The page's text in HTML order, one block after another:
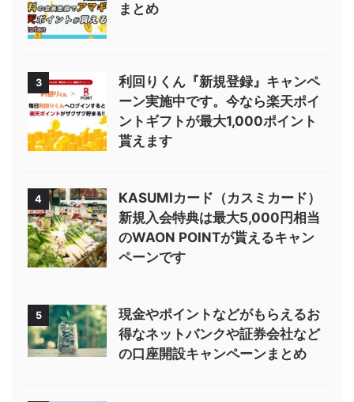
まとめ
3
利回りくん『新規登録』キャンペ
ーン実施中です。今なら楽天ポイ
ントギフトが最大1,000ポイント
貰えます
4
KASUMIカード（カスミカード）
新規入会特典は最大5,000円相当
のWAON POINTが貰えるキャン
ペーンです
5
現金やポイントなどがもらえるお
得なネットバンクや証券会社など
の口座開設キャンペーンまとめ